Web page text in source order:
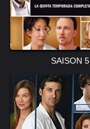
SAISON 5